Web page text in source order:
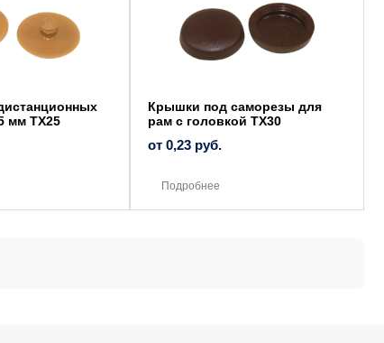
мм TX25
Крышки под саморезы для
рам с головкой ТХ30
от 0,23 руб.
Подробнее
вариаций.
Опции
можно
выбрать